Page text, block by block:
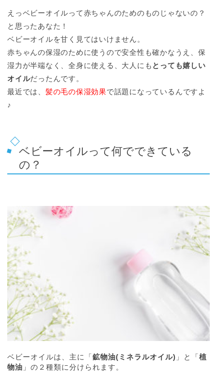
えっベビーオイルって赤ちゃんのためのものじゃないの？
と思ったあなた！
ベビーオイルを甘く見てはいけません。
赤ちゃんの保湿のために使うので安全性も確かなうえ、保
湿力が半端なく、全身に使える、大人にも とっても嬉しい
オイルだったんです。
最近では、 髪の毛の保湿効果で話題になっているんですよ
♪
ベビーオイルって何でできている
の？
ベビーオイルは、主に「鉱物油(ミネラルオイル) 」と「植
物油 」の２種類に分けられます。